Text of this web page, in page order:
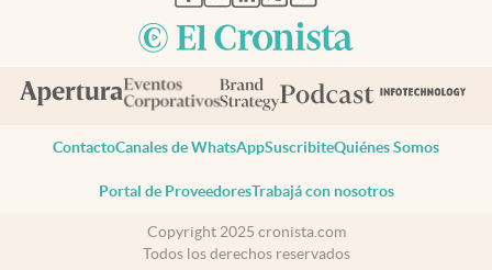
ContactoCanales de WhatsAppSuscribiteQuiénes Somos
Portal de ProveedoresTrabajá con nosotros
Copyright 2025 cronista.com
Todos los derechos reservados